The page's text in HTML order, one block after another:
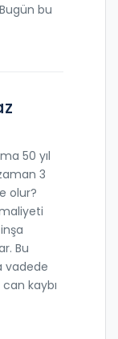
bu
50 yıl
3
olur?
Bu
vadede
kaybı